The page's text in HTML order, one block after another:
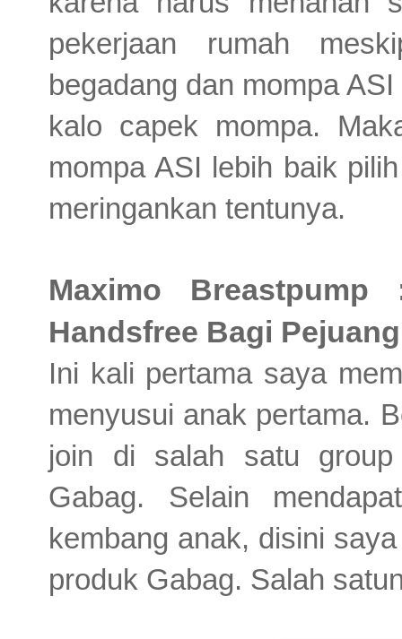
pekerjaan rumah
begadang dan mompa
kalo capek mompa.
mompa ASI lebih baik
meringankan tentunya.
Maximo
Handsfree Bagi
Ini kali pertama saya
menyusui anak pertama.
join di salah satu group
Gabag. Selain
kembang anak, disini
produk Gabag. Salah